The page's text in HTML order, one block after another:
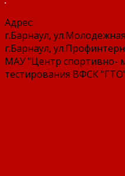
Адрес:
г.Барнаул,
г.Барнаул,
МАУ "Центр спортивно-
тестирования ВФСК